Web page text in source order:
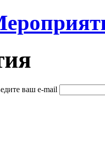
ваш e-mail